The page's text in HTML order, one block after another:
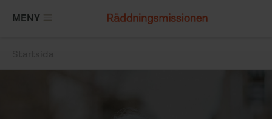
MENY
Länkstig